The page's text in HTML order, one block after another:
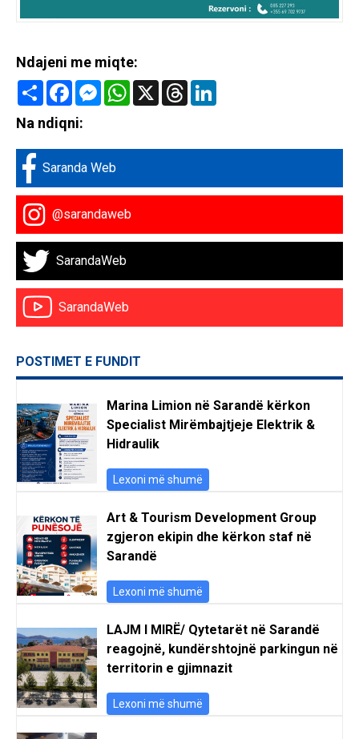
Ndajeni me miqte:
Share FacebookMessenger
WhatsApp
X Threads
Na ndiqni:
Saranda Web
@sarandaweb
SarandaWeb
SarandaWeb
POSTIMET E FUNDIT
Marina Limion në Sarandë kërkon
Specialist Mirëmbajtjeje Elektrik &
Hidraulik
Lexoni më shumë
Art & Tourism Development Group
zgjeron ekipin dhe kërkon staf në
Sarandë
Lexoni më shumë
LAJM I MIRË/ Qytetarët në Sarandë
reagojnë, kundërshtojnë parkingun në
territorin e gjimnazit
Lexoni më shumë